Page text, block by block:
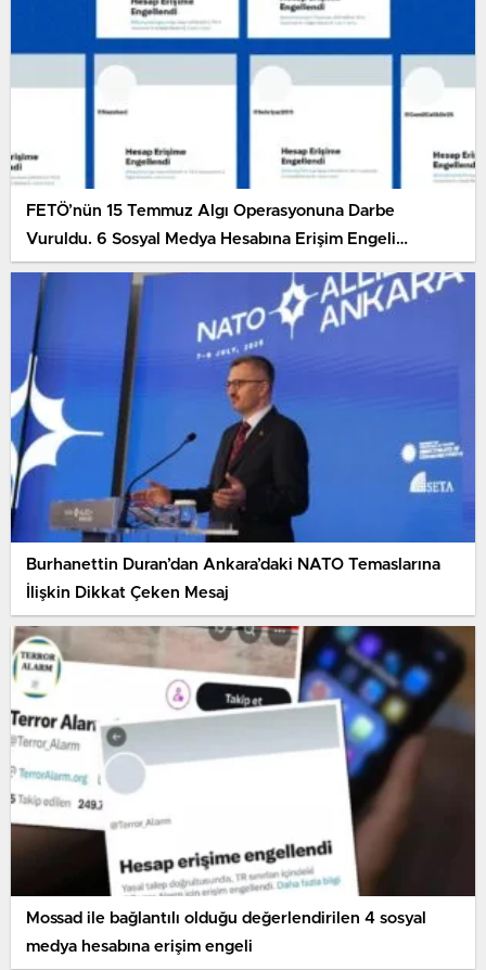
FETÖ’nün 15 Temmuz Algı Operasyonuna Darbe
Vuruldu. 6 Sosyal Medya Hesabına Erişim Engeli
Getirildi
Burhanettin Duran’dan Ankara’daki NATO Temaslarına
İlişkin Dikkat Çeken Mesaj
Mossad ile bağlantılı olduğu değerlendirilen 4 sosyal
medya hesabına erişim engeli